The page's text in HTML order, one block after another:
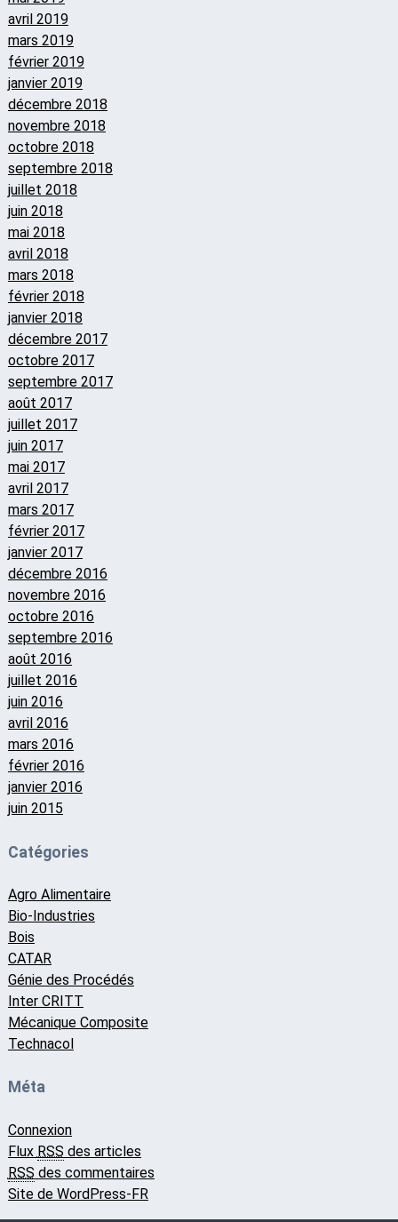
avril 2019
mars 2019
février 2019
janvier 2019
décembre 2018
novembre 2018
octobre 2018
septembre 2018
juillet 2018
juin 2018
mai 2018
avril 2018
mars 2018
février 2018
janvier 2018
décembre 2017
octobre 2017
septembre 2017
août 2017
juillet 2017
juin 2017
mai 2017
avril 2017
mars 2017
février 2017
janvier 2017
décembre 2016
novembre 2016
octobre 2016
septembre 2016
août 2016
juillet 2016
juin 2016
avril 2016
mars 2016
février 2016
janvier 2016
juin 2015
Catégories
Agro Alimentaire
Bio-Industries
Bois
CATAR
Génie des Procédés
Inter CRITT
Mécanique Composite
Technacol
Méta
Connexion
Flux RSS des articles
RSS des commentaires
Site de WordPress-FR